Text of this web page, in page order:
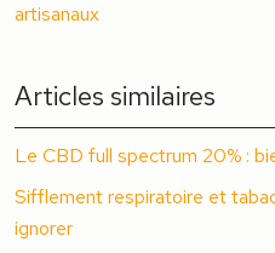
artisanaux
Articles similaires
Le CBD full spectrum 20% :
Sifflement respiratoire et
ignorer